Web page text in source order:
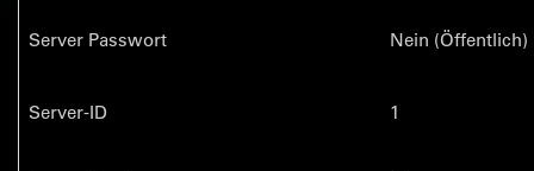
Server Passwort Nein (Öffentlich)
Server-ID 1